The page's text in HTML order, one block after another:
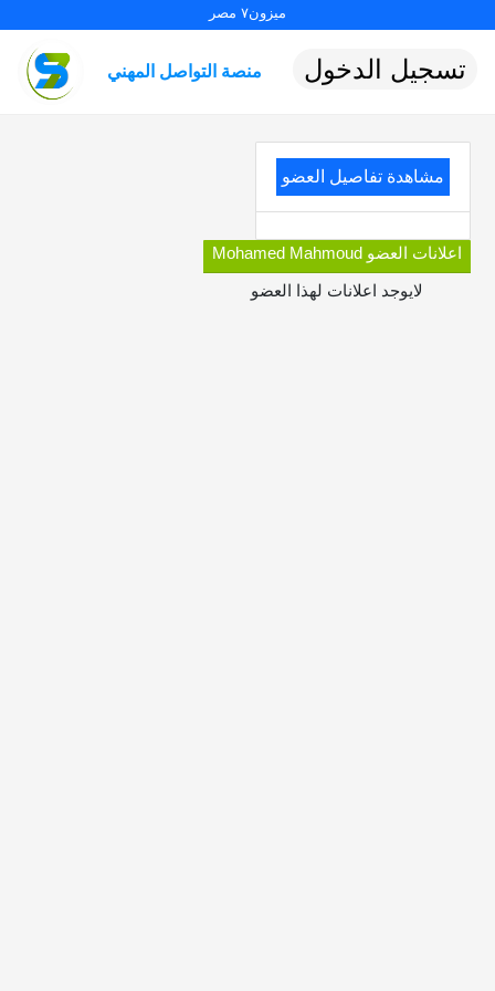
ميزون٧ مصر
منصة التواصل المهني تسجيل الدخول
مشاهدة تفاصيل العضو
اعلانات العضو Mohamed Mahmoud
لايوجد اعلانات لهذا العضو